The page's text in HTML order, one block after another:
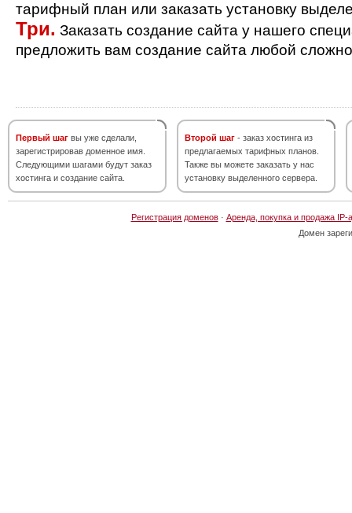
тарифный план или заказать установку
Три. Заказать создание сайта у нашего
предложить вам создание сайта любой
Первый шаг вы уже сделали,
зарегистрировав доменное имя.
Следующими шагами будут заказ
хостинга и создание сайта.
Второй шаг - заказ хостинга из
предлагаемых тарифных планов.
Также вы можете заказать у нас
установку выделенного сервера.
Регистрация доменов· Аренда, покупка и продажа IP-
Домен